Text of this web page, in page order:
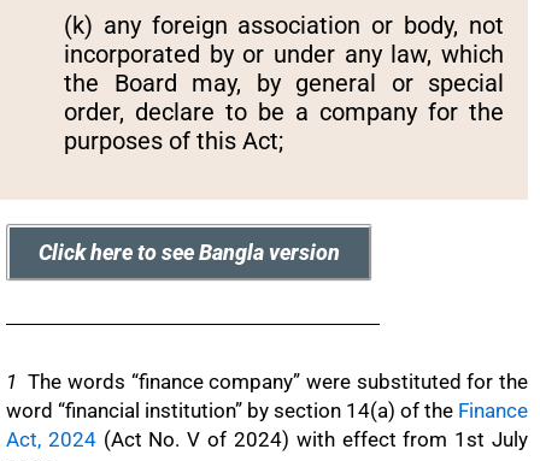
(k) any foreign association or body, not
incorporated by or under any law, which
the Board may, by general or special
order, declare to be a company for the
purposes of this Act;
Click here to see Bangla version
1 The words “finance company” were substituted for the
word “financial institution” by section 14(a) of the Finance
Act, 2024(Act No. V of 2024) with effect from 1st July